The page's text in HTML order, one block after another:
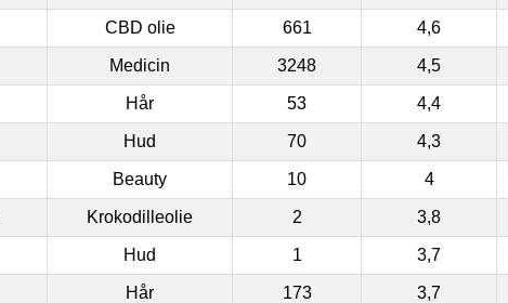
CBD olie 661 4,6
Medicin 3248 4,5
Hår 53 4,4
Hud 70 4,3
Beauty 10 4
Krokodilleolie 2 3,8
Hud 1 3,7
Hår 173 3,7